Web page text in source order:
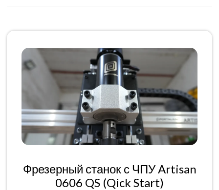
Фрезерный станок с ЧПУ Artisan
0606 QS (Qick Start)